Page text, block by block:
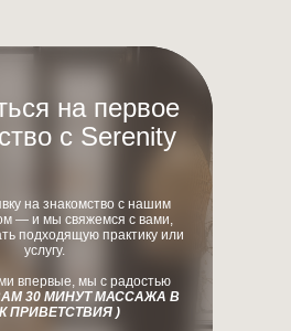
на первое
с Serenity
на знакомство с нашим
— и мы свяжемся с вами,
подходящую практику или
услугу.
впервые, мы с радостью
30 МИНУТ МАССАЖА В
ПРИВЕТСТВИЯ )